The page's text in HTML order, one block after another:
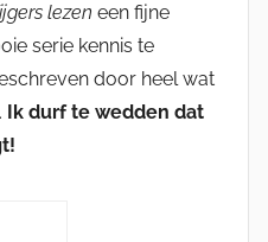
lezen een fijne
serie kennis te
door heel wat
Ik durf te wedden dat